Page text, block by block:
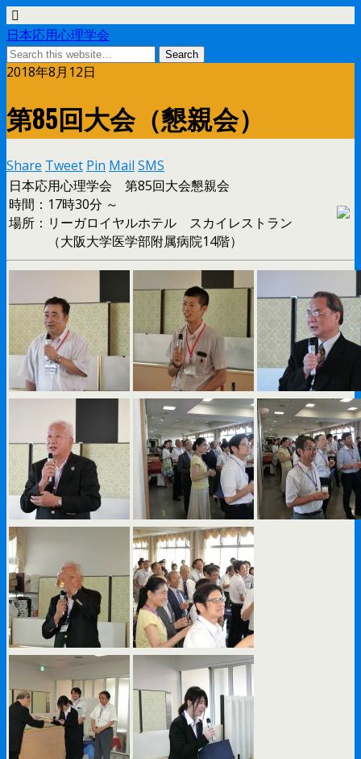
日本応用心理学会
2018年8月12日
第85回大会（懇親会）
Share Tweet Pin Mail SMS
日本応用心理学会 第85回大会懇親会
時間：17時30分 ～
場所：リーガロイヤルホテル スカイレストラン
（大阪大学医学部附属病院14階）